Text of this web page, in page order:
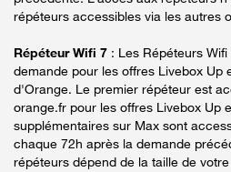
répéteurs accessibles via les autres
Répéteur Wifi 7 : Les Répéteurs
demande pour les offres Livebox Up
d'Orange. Le premier répéteur est
orange.fr pour les offres Livebox Up
supplémentaires sur Max sont
chaque 72h après la demande
répéteurs dépend de la taille de